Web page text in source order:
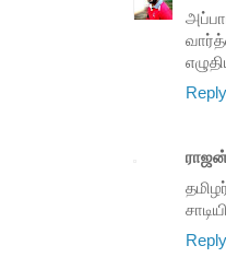
Reply
Reply